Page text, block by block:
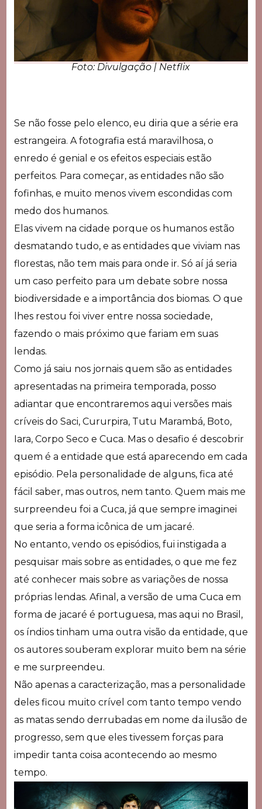
Foto: Divulgação | Netflix
Se não fosse pelo elenco, eu diria que a série era
estrangeira. A fotografia está maravilhosa, o
enredo é genial e os efeitos especiais estão
perfeitos. Para começar, as entidades não são
fofinhas, e muito menos vivem escondidas com
medo dos humanos.
Elas vivem na cidade porque os humanos estão
desmatando tudo, e as entidades que viviam nas
florestas, não tem mais para onde ir. Só aí já seria
um caso perfeito para um debate sobre nossa
biodiversidade e a importância dos biomas. O que
lhes restou foi viver entre nossa sociedade,
fazendo o mais próximo que fariam em suas
lendas.
Como já saiu nos jornais quem são as entidades
apresentadas na primeira temporada, posso
adiantar que encontraremos aqui versões mais
críveis do Saci, Cururpira, Tutu Marambá, Boto,
Iara, Corpo Seco e Cuca. Mas o desafio é descobrir
quem é a entidade que está aparecendo em cada
episódio. Pela personalidade de alguns, fica até
fácil saber, mas outros, nem tanto. Quem mais me
surpreendeu foi a Cuca, já que sempre imaginei
que seria a forma icônica de um jacaré.
No entanto, vendo os episódios, fui instigada a
pesquisar mais sobre as entidades, o que me fez
até conhecer mais sobre as variações de nossa
próprias lendas. Afinal, a versão de uma Cuca em
forma de jacaré é portuguesa, mas aqui no Brasil,
os índios tinham uma outra visão da entidade, que
os autores souberam explorar muito bem na série
e me surpreendeu.
Não apenas a caracterização, mas a personalidade
deles ficou muito crível com tanto tempo vendo
as matas sendo derrubadas em nome da ilusão de
progresso, sem que eles tivessem forças para
impedir tanta coisa acontecendo ao mesmo
tempo.